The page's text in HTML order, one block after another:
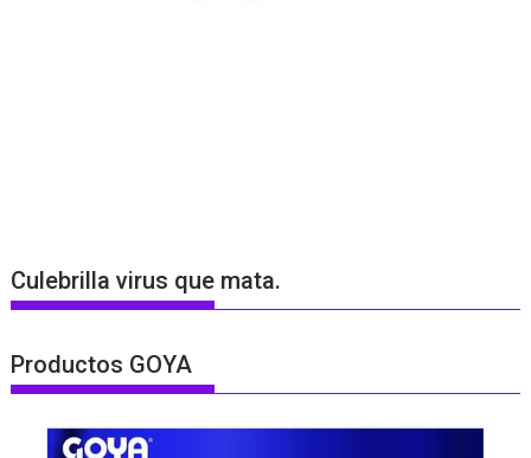
Culebrilla virus que mata.
Productos GOYA